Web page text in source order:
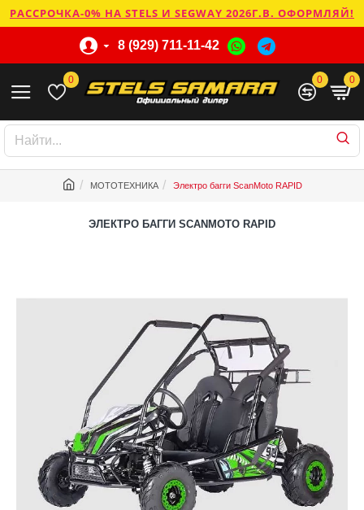
РАССРОЧКА-0% НА STELS И SEGWAY 2026Г.В. ОФОРМЛЯЙ!
8 (929) 711-11-42
0 0 0
МОТОТЕХНИКА Электро багги ScanMoto RAPID
ЭЛЕКТРО БАГГИ SCANMOTO RAPID